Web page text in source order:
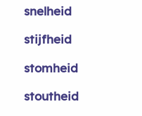
snelheid
stijfheid
stomheid
stoutheid